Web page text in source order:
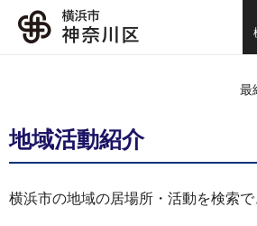
最
地域活動紹介
横浜市の地域の居場所・活動を検索で